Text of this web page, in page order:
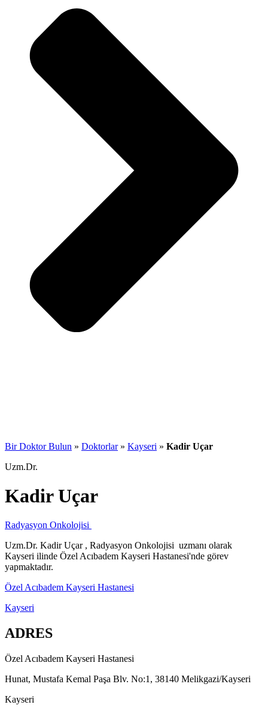
Bir Doktor Bulun » Doktorlar» Kayseri » Kadir Uçar
Uzm.Dr.
Kadir Uçar
Radyasyon Onkolojisi
Uzm.Dr. Kadir Uçar , Radyasyon Onkolojisi uzmanı olarak
Kayseri ilinde Özel Acıbadem Kayseri Hastanesi'nde görev
yapmaktadır.
Özel Acıbadem Kayseri Hastanesi
Kayseri
ADRES
Özel Acıbadem Kayseri Hastanesi
Hunat, Mustafa Kemal Paşa Blv. No:1, 38140 Melikgazi/Kayseri
Kayseri